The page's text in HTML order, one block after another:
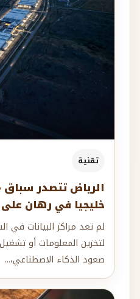
تقنية
الرياض تتصدر سباق
خليجيا في رهان
لم تعد مراكز البيانات في
لتخزين المعلومات أو
صعود الذكاء الاصطناعي،...